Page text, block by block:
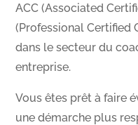
ACC (Associated
(Professional Certified
dans le secteur du
entreprise.
Vous êtes prêt à faire
une démarche plus